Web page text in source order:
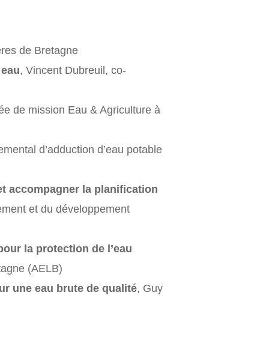
de Bretagne
, Vincent Dubreuil, co-
de mission Eau & Agriculture à
d’adduction d’eau potable
accompagner la planification
et du développement
la protection de l’eau
(AELB)
une eau brute de qualité, Guy